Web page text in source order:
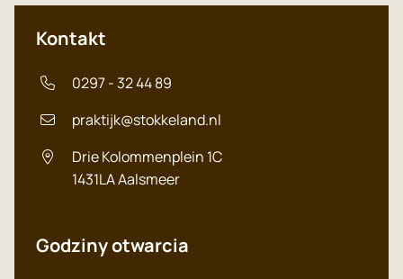
Kontakt
0297 - 32 44 89
praktijk@stokkeland.nl
Drie Kolommenplein 1C
1431LAAalsmeer
Godziny otwarcia